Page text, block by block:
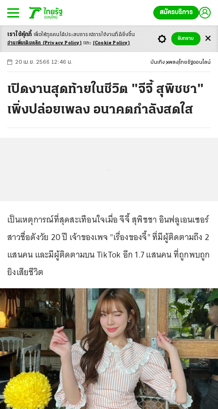
สมัครบริการ
-ก ก ก+
20 เม.ย. 2566 12:46 น. บันเทิง เพลง ไทยรัฐออนไลน์
เปิดงานสุดท้ายในชีวิต "จีจี้ สุพิชชา"
เพิ่งปล่อยเพลง อนาคตกำลังสดใส
เป็นเหตุการณ์ที่สุดสะเทือนใจเมื่อ จีจี้ สุพิชชา อินฟลูเอนเซอร์
สาวชื่อดังวัย 20 ปี เจ้าของเพจ "เรื่องของจี้" ที่มีผู้ติดตามถึง 2
แสนคน และมีผู้ติดตามบน TikTok อีก 1.7 แสนคน ที่ถูกพบถูก
ยิงเสียชีวิต
เราใช้คุ้กกี้ เพื่อให้ทุกคนได้ประสบการณ์การใช้งานที่ดียิ่งขึ้น
อ่านเพิ่มเติมคลิก (Privacy Policy) และ (Cookie Policy)
รับทราบ